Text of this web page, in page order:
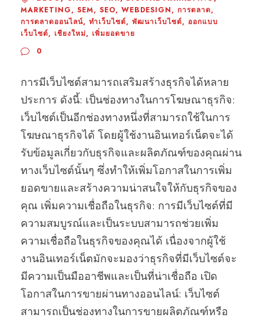
MARKETING, SEM, SEO, WEBDESIGN, การตลาด,
การตลาดออนไลน์, ทำเว็บไซต์, พัฒนาเว็บไซต์, ออกแบบ
เว็บไซต์, เชียงใหม่, เพิ่มยอดขาย
0
การมีเว็บไซต์สามารถเสริมสร้างธุรกิจได้หลาย
ประการ ดังนี้: เป็นช่องทางในการโฆษณาธุรกิจ:
เว็บไซต์เป็นอีกช่องทางหนึ่งที่สามารถใช้ในการ
โฆษณาธุรกิจได้ โดยผู้ใช้งานอินเทอร์เน็ตจะได้
รับข้อมูลเกี่ยวกับธุรกิจและผลิตภัณฑ์ของคุณผ่าน
ทางเว็บไซต์นั้นๆ ซึ่งทำให้เพิ่มโอกาสในการเพิ่ม
ยอดขายและสร้างความน่าสนใจให้กับธุรกิจของ
คุณ เพิ่มความเชื่อถือในธุรกิจ: การมีเว็บไซต์ที่มี
ความสมบูรณ์และเป็นระบบสามารถช่วยเพิ่ม
ความเชื่อถือในธุรกิจของคุณได้ เนื่องจากผู้ใช้
งานอินเทอร์เน็ตมักจะมองว่าธุรกิจที่มีเว็บไซต์จะ
มีความเป็นมืออาชีพและเป็นที่น่าเชื่อถือ เปิด
โอกาสในการขายผ่านทางออนไลน์: เว็บไซต์
สามารถเป็นช่องทางในการขายผลิตภัณฑ์หรือ